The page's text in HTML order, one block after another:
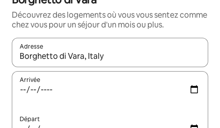
Découvrez des logements où vous vous sentez comme
chez vous pour un séjour d'un mois ou plus.
Adresse
Lorsque les résultats s'affichent, utilisez les flèches vers le
Arrivée
Départ